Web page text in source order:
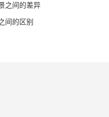
之间的差异
间的区别